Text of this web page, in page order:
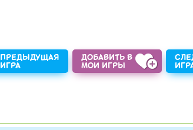
ПРЕДЫДУЩАЯ
ИГРА
ДОБАВИТЬ В
МОИ ИГРЫ